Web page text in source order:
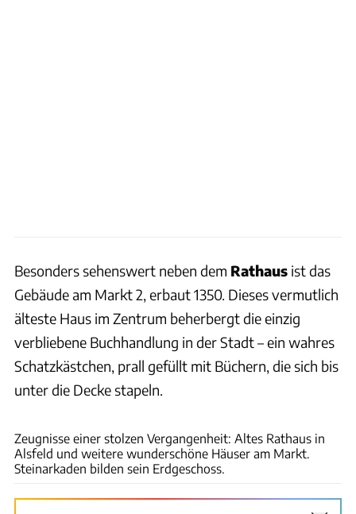
Besonders sehenswert neben dem Rathaus ist das
Gebäude am Markt 2, erbaut 1350. Dieses vermutlich
älteste Haus im Zentrum beherbergt die einzig
verbliebene Buchhandlung in der Stadt – ein wahres
Schatzkästchen, prall gefüllt mit Büchern, die sich bis
unter die Decke stapeln.
Zeugnisse einer stolzen Vergangenheit: Altes Rathaus in
Alsfeld und weitere wunderschöne Häuser am Markt.
Steinarkaden bilden sein Erdgeschoss.